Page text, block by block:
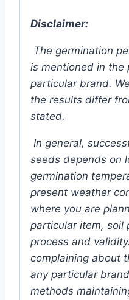
Disclaimer:
The germination
is mentioned in the
particular brand.
the results differ
stated.
In general,
seeds depends on
germination
present weather
where you are
particular item, soil
process and
complaining about
any particular
methods